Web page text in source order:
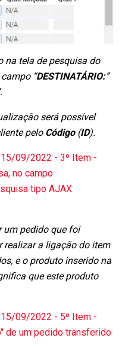
na tela de pesquisa do
“DESTINATÁRIO:”
.
será possível
pelo Código(ID).
um pedido que foi
realizar a ligação do item
e o produto inserido na
que este produto